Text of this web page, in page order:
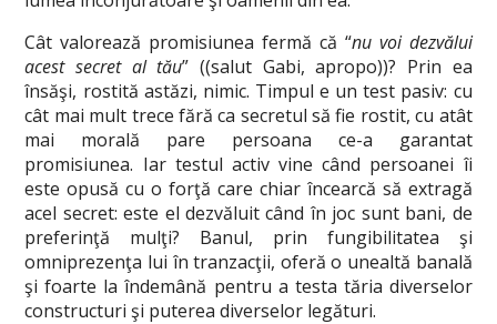
Cât valorează promisiunea fermă că “nu voi dezvălui
acest secret al tău” ((salut Gabi, apropo))? Prin ea
însăşi, rostită astăzi, nimic. Timpul e un test pasiv: cu
cât mai mult trece fără ca secretul să fie rostit, cu atât
mai morală pare persoana ce-a garantat
promisiunea. Iar testul activ vine când persoanei îi
este opusă cu o forţă care chiar încearcă să extragă
acel secret: este el dezvăluit când în joc sunt bani, de
preferinţă mulţi? Banul, prin fungibilitatea şi
omniprezenţa lui în tranzacţii, oferă o unealtă banală
şi foarte la îndemână pentru a testa tăria diverselor
constructuri şi puterea diverselor legături.